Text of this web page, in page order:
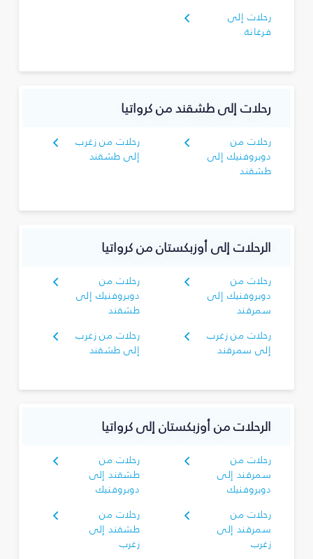
رحلات إلى
فرغانة
رحلات إلى طشقند من كرواتيا
رحلات من
دوبروفنيك إلى
طشقند
رحلات من زغرب
إلى طشقند
الرحلات إلى أوزبكستان من كرواتيا
رحلات من
دوبروفنيك إلى
سمرقند
رحلات من
دوبروفنيك إلى
طشقند
رحلات من زغرب
إلى سمرقند
رحلات من زغرب
إلى طشقند
الرحلات من أوزبكستان إلى كرواتيا
رحلات من
سمرقند إلى
دوبروفنيك
رحلات من
طشقند إلى
دوبروفنيك
رحلات من
سمرقند إلى
زغرب
رحلات من
طشقند إلى
زغرب